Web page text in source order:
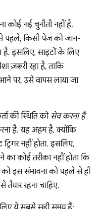
कोई नई चुनौती नहीं है.
पहले, किसी पेज को जान-
है. इसलिए, साइटों के लिए
ज़रूरी रहा है, ताकि
पर, उसे वापस लाया जा
की स्थिति को सेव करना है
है. यह अहम है, क्योंकि
नहीं होता. इसलिए,
का कोई तरीका नहीं होता कि
इस संभावना को पहले से ही
रहना चाहिए.